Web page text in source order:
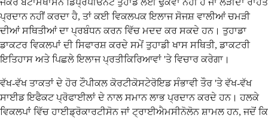
ਪ੍ਰਦਾਨ ਨਹੀਂ ਕਰਦਾ ਹੈ, ਤਾਂ ਕਈ ਵਿਕਲਪਕ ਇਲਾਜ ਸੋਜਸ਼ ਵਾਲੀਆਂ ਚਮੜੀ
ਦੀਆਂ ਸਥਿਤੀਆਂ ਦਾ ਪ੍ਰਬੰਧਨ ਕਰਨ ਵਿੱਚ ਮਦਦ ਕਰ ਸਕਦੇ ਹਨ। ਤੁਹਾਡਾ
ਡਾਕਟਰ ਵਿਕਲਪਾਂ ਦੀ ਸਿਫਾਰਸ਼ ਕਰਦੇ ਸਮੇਂ ਤੁਹਾਡੀ ਖਾਸ ਸਥਿਤੀ, ਡਾਕਟਰੀ
ਇਤਿਹਾਸ ਅਤੇ ਪਿਛਲੇ ਇਲਾਜ ਪ੍ਰਤੀਕਿਰਿਆਵਾਂ 'ਤੇ ਵਿਚਾਰ ਕਰੇਗਾ।
ਵੱਖ-ਵੱਖ ਤਾਕਤਾਂ ਦੇ ਹੋਰ ਟੌਪੀਕਲ ਕੋਰਟੀਕੋਸਟੇਰੋਇਡ ਸੰਭਾਵੀ ਤੌਰ 'ਤੇ ਵੱਖ-ਵੱਖ
ਸਾਈਡ ਇਫੈਕਟ ਪ੍ਰੋਫਾਈਲਾਂ ਦੇ ਨਾਲ ਸਮਾਨ ਲਾਭ ਪ੍ਰਦਾਨ ਕਰਦੇ ਹਨ। ਹਲਕੇ
ਵਿਕਲਪਾਂ ਵਿੱਚ ਹਾਈਡ੍ਰੋਕਾਰਟੀਸੋਨ ਜਾਂ ਟ੍ਰਾਈਐਮਸੀਨੋਲੋਨ ਸ਼ਾਮਲ ਹਨ, ਜਦੋਂ ਕਿ